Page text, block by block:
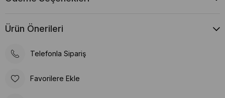
Ürün Önerileri
Telefonla Sipariş
Favorilere Ekle